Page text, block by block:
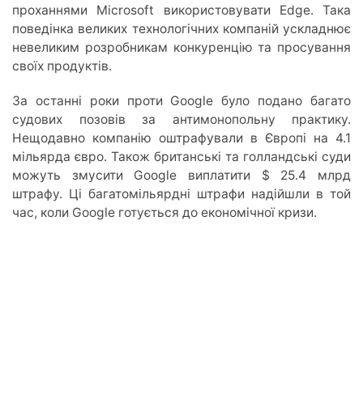
проханнями Microsoft використовувати Edge. Така
поведінка великих технологічних компаній ускладнює
невеликим розробникам конкуренцію та просування
своїх продуктів.
За останні роки проти Google було подано багато
судових позовів за антимонопольну практику.
Нещодавно компанію оштрафували в Європі на 4.1
мільярда євро. Також британські та голландські суди
можуть змусити Google виплатити $ 25.4 млрд
штрафу. Ці багатомільярдні штрафи надійшли в той
час, коли Google готується до економічної кризи.